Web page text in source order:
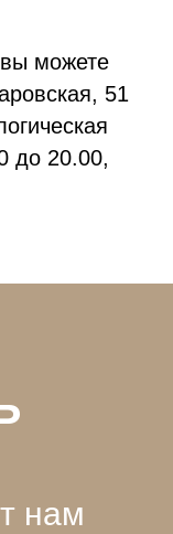
можете
51
до 20.00,
нам